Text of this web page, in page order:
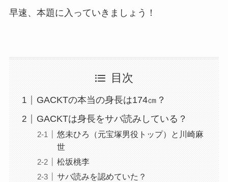
早速、本題に入っていきましょう！
目次
GACKTの本当の身長は174㎝？
GACKTは身長をサバ読みしている？
悠未ひろ（元宝塚男役トップ）と川崎麻
世
松坂桃李
サバ読みを認めていた？